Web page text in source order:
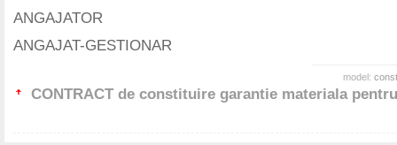
ANGAJATOR
ANGAJAT-GESTIONAR
model:
CONTRACT de constituire garantie materiala